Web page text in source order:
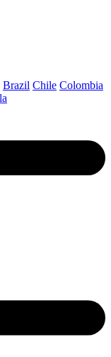
Brazil Chile Colombia